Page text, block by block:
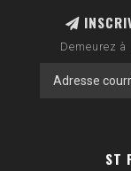
Demeurez
ST